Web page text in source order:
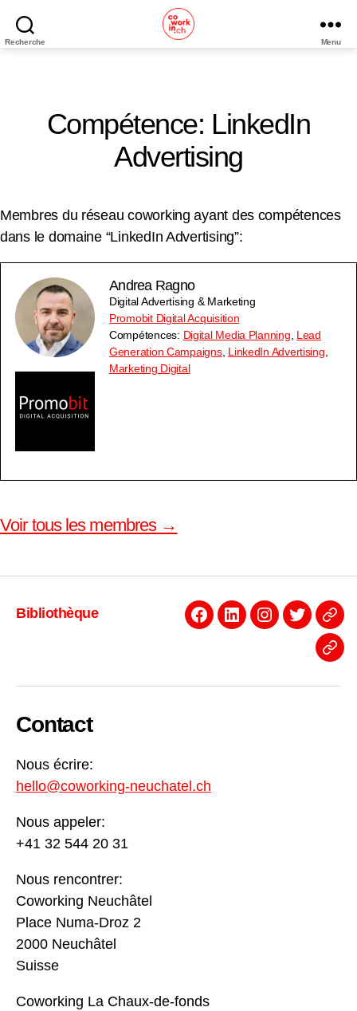
Recherche
Coworking
Menu
Compétence: LinkedIn
Advertising
Membres du réseau coworking ayant des compétences
dans le domaine “LinkedIn Advertising”:
Andrea Ragno
Digital Advertising & Marketing
Promobit Digital Acquisition
Compétences: Digital Media Planning Lead
Generation Campaigns, LinkedIn Advertising
Marketing Digital
Voir tous les membres →
Bibliothèque
Facebook
LinkedinInstagram
Twitter
Contact
Nous écrire:
hello@coworking-neuchatel.ch
Nous appeler:
+41 32 544 20 31
Nous rencontrer:
Coworking Neuchâtel
Place Numa-Droz 2
2000 Neuchâtel
Suisse
Coworking La Chaux-de-fonds